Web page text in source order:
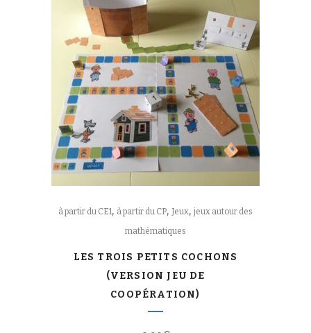
à partir du CE1, à partir du CP, Jeux, jeux autour des
mathématiques
LES TROIS PETITS COCHONS
(VERSION JEU DE
COOPÉRATION)